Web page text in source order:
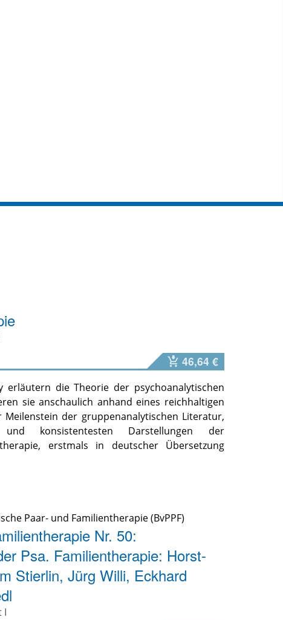
46,64 €
erläutern die Theorie der psychoanalytischen
sie anschaulich anhand eines reichhaltigen
Meilenstein der gruppenanalytischen Literatur,
konsistentesten Darstellungen der
erstmals in deutscher Übersetzung
Paar- und Familientherapie (BvPPF)
Nr. 50:
Psa. Familientherapie: Horst-
Stierlin, Jürg Willi, Eckhard
I